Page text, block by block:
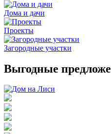
Дома и дачи
Проекты
Загородные участки
Выгодные